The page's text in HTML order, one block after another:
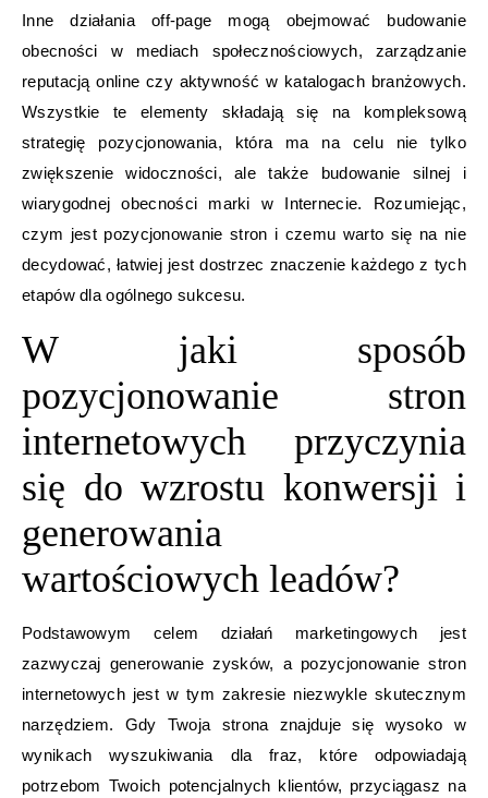
Inne działania off-page mogą obejmować budowanie
obecności w mediach społecznościowych, zarządzanie
reputacją online czy aktywność w katalogach branżowych.
Wszystkie te elementy składają się na kompleksową
strategię pozycjonowania, która ma na celu nie tylko
zwiększenie widoczności, ale także budowanie silnej i
wiarygodnej obecności marki w Internecie. Rozumiejąc,
czym jest pozycjonowanie stron i czemu warto się na nie
decydować, łatwiej jest dostrzec znaczenie każdego z tych
etapów dla ogólnego sukcesu.
W jaki sposób
pozycjonowanie stron
internetowych przyczynia
się do wzrostu konwersji i
generowania
wartościowych leadów?
Podstawowym celem działań marketingowych jest
zazwyczaj generowanie zysków, a pozycjonowanie stron
internetowych jest w tym zakresie niezwykle skutecznym
narzędziem. Gdy Twoja strona znajduje się wysoko w
wynikach wyszukiwania dla fraz, które odpowiadają
potrzebom Twoich potencjalnych klientów, przyciągasz na